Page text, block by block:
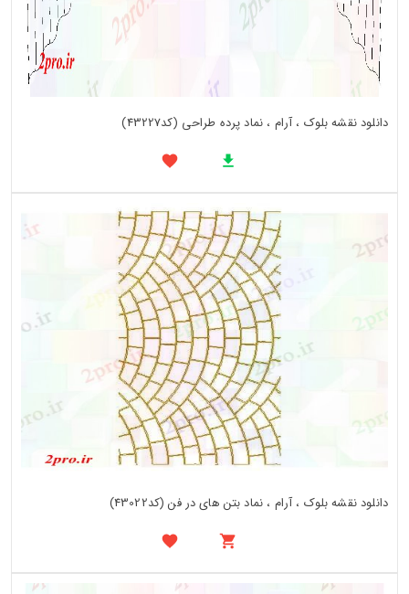
دانلود نقشه بلوک ، آرام ، نماد پرده طراحی (کد43227)
دانلود نقشه بلوک ، آرام ، نماد بتن های در فن (کد43022)